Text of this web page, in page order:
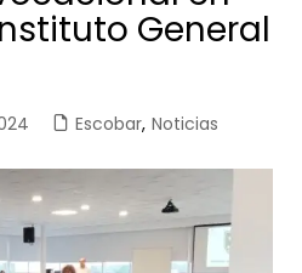
General
Escobar, Noticias